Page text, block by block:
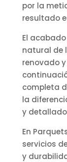
por la
resultado
El
natural de
renovado
completa
la
y
En
servicios
y